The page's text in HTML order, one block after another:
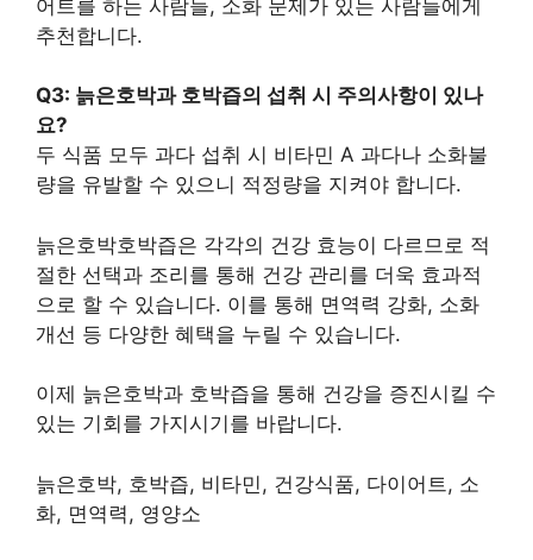
어트를 하는 사람들, 소화 문제가 있는 사람들에게
추천합니다.
Q3: 늙은호박과 호박즙의 섭취 시 주의사항이 있나
요?
두 식품 모두 과다 섭취 시 비타민 A 과다나 소화불
량을 유발할 수 있으니 적정량을 지켜야 합니다.
늙은호박호박즙은 각각의 건강 효능이 다르므로 적
절한 선택과 조리를 통해 건강 관리를 더욱 효과적
으로 할 수 있습니다. 이를 통해 면역력 강화, 소화
개선 등 다양한 혜택을 누릴 수 있습니다.
이제 늙은호박과 호박즙을 통해 건강을 증진시킬 수
있는 기회를 가지시기를 바랍니다.
늙은호박, 호박즙, 비타민, 건강식품, 다이어트, 소
화, 면역력, 영양소